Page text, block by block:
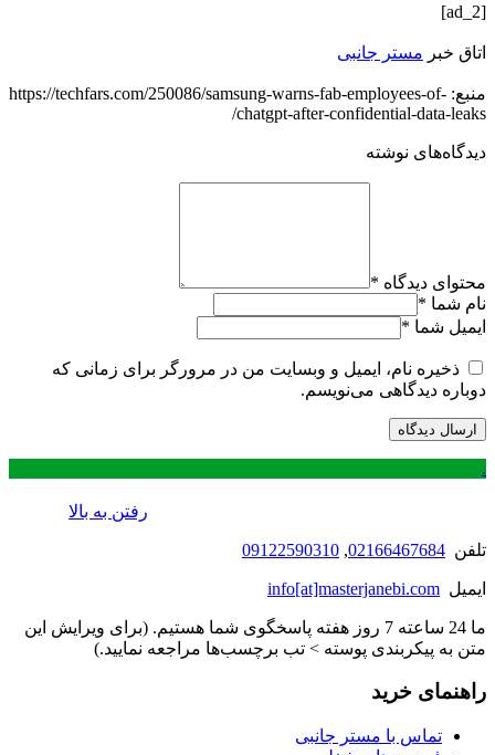
[ad_2]
اتاق خبر مستر جانبی
منبع: https://techfars.com/250086/samsung-warns-fab-employees-of-
chatgpt-after-confidential-data-leaks/
دیدگاه‌های نوشته
محتوای دیدگاه *
نام شما *
ایمیل شما *
ذخیره نام، ایمیل و وبسایت من در مرورگر برای زمانی که
دوباره دیدگاهی می‌نویسم.
.
رفتن به بالا
تلفن 02166467684
,
09122590310
ایمیل info[at]masterjanebi.com
ما 24 ساعته 7 روز هفته پاسخگوی شما هستیم. (برای ویرایش این
متن به پیکربندی پوسته > تب برچسب‌ها مراجعه نمایید.)
راهنمای خرید
تماس با مستر جانبی